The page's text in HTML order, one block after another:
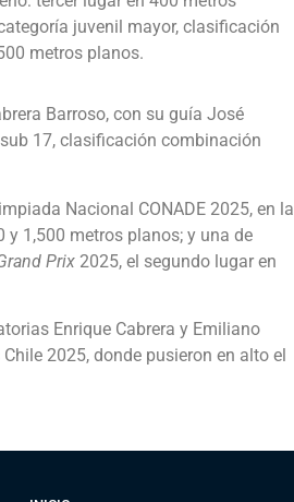
juvenil mayor, clasificación
metros planos.
Barroso, con su guía José
17, clasificación combinación
Nacional CONADE 2025, en la
1,500 metros planos; y una de
Prix 2025, el segundo lugar en
Enrique Cabrera y Emiliano
2025, donde pusieron en alto el